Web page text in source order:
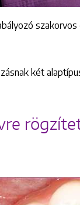
szakorvos
két